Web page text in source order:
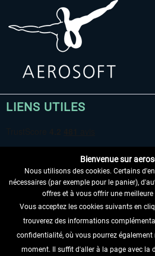
LIENS UTILES
RENONCER AU CONTRAT ICI
INFORMATIONS
Bienvenue sur
Nous utilisons des cookies. Certains
nécessaires (par exemple pour le panier),
offres et à vous offrir une meilleure
Vous acceptez les cookies suivants en
trouverez des informations
confidentialité, où vous pourrez
moment. Il suffit d'aller à la page avec la